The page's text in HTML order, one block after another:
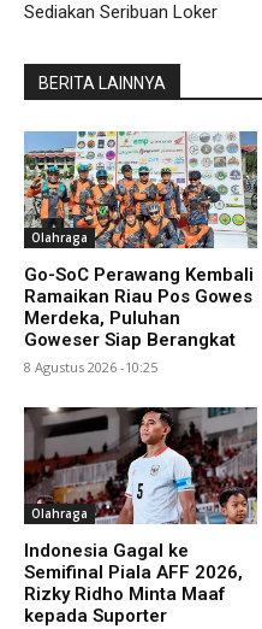
Sediakan Seribuan Loker
BERITA LAINNYA
Olahraga
Go-SoC Perawang Kembali
Ramaikan Riau Pos Gowes
Merdeka, Puluhan
Goweser Siap Berangkat
8 Agustus 2026 -10:25
Olahraga
Indonesia Gagal ke
Semifinal Piala AFF 2026,
Rizky Ridho Minta Maaf
kepada Suporter